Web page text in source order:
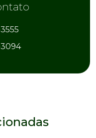
3094